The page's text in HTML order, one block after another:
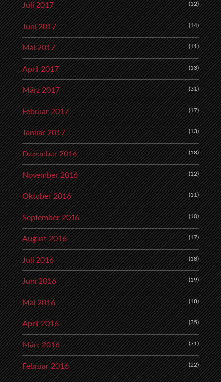
Juli 2017 (12)
Juni 2017 (14)
Mai 2017 (11)
April 2017 (13)
März 2017 (31)
Februar 2017 (17)
Januar 2017 (13)
Dezember 2016 (18)
November 2016 (12)
Oktober 2016 (11)
September 2016 (10)
August 2016 (17)
Juli 2016 (18)
Juni 2016 (19)
Mai 2016 (18)
April 2016 (35)
März 2016 (31)
Februar 2016 (22)